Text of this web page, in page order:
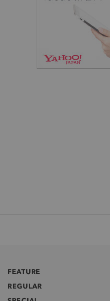
FEATURE
REGULAR